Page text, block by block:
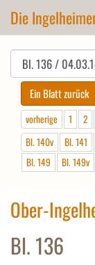
Die
vorherige 1 2
Bl. 140v
Bl. 141
Bl. 149
Bl. 149v
Ober-
Bl. 136